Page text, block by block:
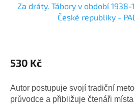
Za dráty. Tábory v období
České republiky -
530 Kč
Autor postupuje svojí tradiční
průvodce a přibližuje čtenáři